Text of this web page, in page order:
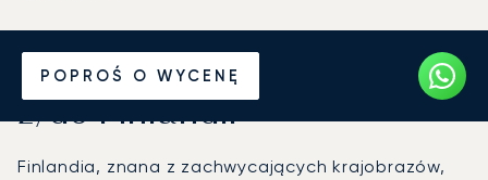
POPROŚ O WYCENĘ
Wynajmij jet prywatny
z/do Finlandii
Finlandia, znana z zachwycających krajobrazów,